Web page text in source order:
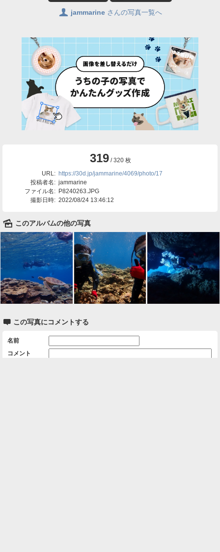
👤 jammarineさんの写真一覧へ
319/ 320 枚
URL: https://30d.jp/jammarine/4069/photo/17
投稿者名: jammarine
ファイル名: P8240263.JPG
撮影日時: 2022/08/24 13:46:12
🌄 このアルバムの他の写真
 この写真にコメントする
名前
コメント